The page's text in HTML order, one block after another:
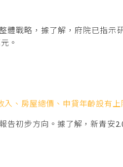
體戰略，據了解，府院已指
。
入、房屋總價、申貸年齡設有上
告初步方向。據了解，新青安